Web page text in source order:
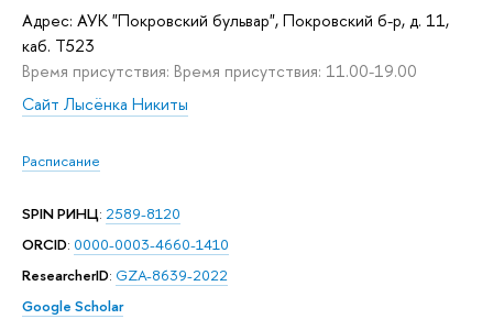
Адрес: АУК "Покровский бульвар", Покровский б-р, д. 11,
каб. T523
Время присутствия: Время присутствия: 11.00-19.00
Cайт Лысёнка Никиты
Расписание
SPIN РИНЦ: 2589-8120
ORCID: 0000-0003-4660-1410
ResearcherID: GZA-8639-2022
Google Scholar